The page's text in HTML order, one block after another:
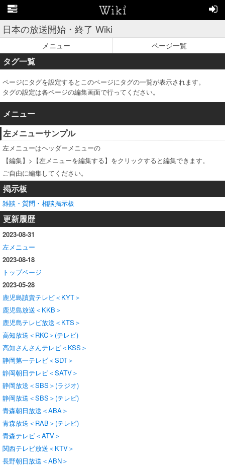
日本の放送開始・終了 Wiki
メニュー ページ一覧
タグ一覧
ページにタグを設定するとこのページにタグの一覧が表示されます。
タグの設定は各ページの編集画面で行ってください。
メニュー
左メニューサンプル
左メニューはヘッダーメニューの
【編集】>【左メニューを編集する】をクリックすると編集できます。
ご自由に編集してください。
掲示板
雑談・質問・相談掲示板
更新履歴
2023-08-31
左メニュー
2023-08-18
トップページ
2023-05-28
鹿児島讀賣テレビ＜KYT＞
鹿児島放送＜KKB＞
鹿児島テレビ放送＜KTS＞
高知放送＜RKC＞(テレビ)
高知さんさんテレビ＜KSS＞
静岡第一テレビ＜SDT＞
静岡朝日テレビ＜SATV＞
静岡放送＜SBS＞(ラジオ)
静岡放送＜SBS＞(テレビ)
青森朝日放送＜ABA＞
青森放送＜RAB＞(テレビ)
青森テレビ＜ATV＞
関西テレビ放送＜KTV＞
長野朝日放送＜ABN＞